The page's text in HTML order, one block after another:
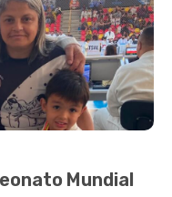
Mundial